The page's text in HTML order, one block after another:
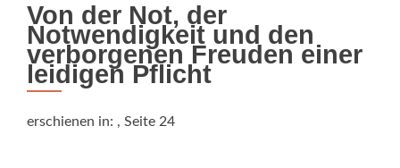
Von der Not, der
Notwendigkeit und den
verborgenen Freuden einer
leidigen Pflicht
erschienen in: , Seite 24